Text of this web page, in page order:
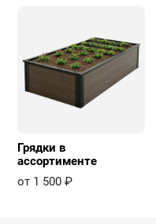
Грядки в
ассортименте
от 1 500 ₽